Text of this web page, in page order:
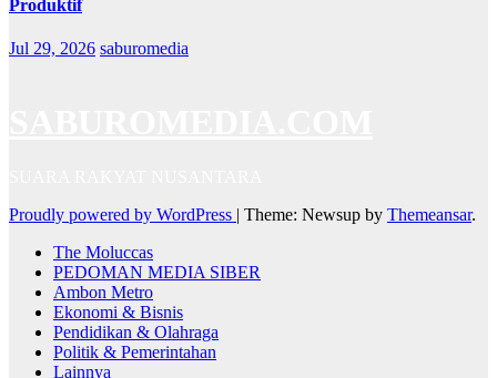
Produktif
Jul 29, 2026 saburomedia
Proudly powered by WordPress | Theme: Newsup by Themeansar.
The Moluccas
PEDOMAN MEDIA SIBER
Ambon Metro
Ekonomi & Bisnis
Pendidikan & Olahraga
Politik & Pemerintahan
Lainnya